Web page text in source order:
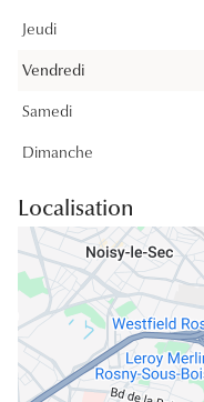
Jeudi
Vendredi
Samedi
Dimanche
Localisation